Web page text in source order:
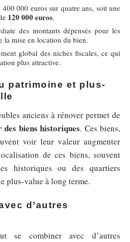
000 euros sur quatre ans, soit une
120 000 euros.
des montants dépensés pour les
la mise en location du bien.
global des niches fiscales, ce qui
plus attractive.
patrimoine et plus-
anciens à rénover permet de
biens historiques. Ces biens,
voir leur valeur augmenter
de ces biens, souvent
historiques ou des quartiers
plus-value à long terme.
d’autres
se combiner avec d’autres